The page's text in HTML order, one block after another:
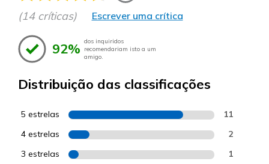
(14 críticas) Escrever uma crítica
92% dos inquiridos
recomendariam isto a um
amigo.
Distribuição das classificações
5 estrelas 11
4 estrelas 2
3 estrelas 1